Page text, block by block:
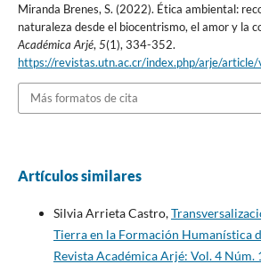
Miranda Brenes, S. (2022). Ética ambiental:
naturaleza desde el biocentrismo, el amor y la
Académica Arjé, 5(1), 334-352.
https://revistas.utn.ac.cr/index.php/arje/
Más formatos de cita
Artículos similares
Silvia Arrieta Castro,
Tierra en la Formación Humanística
Revista Académica Arjé: Vol. 4 Núm.